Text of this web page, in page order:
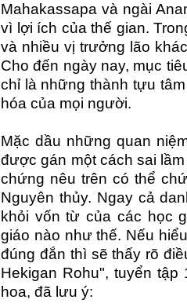
Mahakassapa và ngài
vì lợi ích của thế gian.
và nhiều vị trưởng lão
Cho đến ngày nay, mục
chỉ là những thành tựu
hóa của mọi người.
Mặc dầu những quan
được gán một cách sai
chứng nêu trên có thể
Nguyên thủy. Ngay cả
khỏi vốn từ của các học
giáo nào như thế. Nếu
đúng đắn thì sẽ thấy rõ
Hekigan Rohu", tuyển
hoa, đã lưu ý: